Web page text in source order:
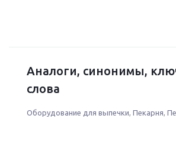
Аналоги, синонимы,
слова
Оборудование для выпечки Пекарня